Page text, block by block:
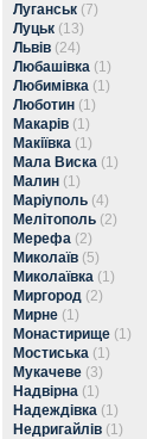
Луганськ (7)
Луцьк (13)
Львів (24)
Любашівка (1)
Любимівка (1)
Люботин (1)
Макарів (1)
Макіївка (1)
Мала Виска (1)
Малин (1)
Маріуполь (4)
Мелітополь (2)
Мерефа (2)
Миколаїв (5)
Миколаївка (1)
Миргород (2)
Мирне (1)
Монастирище (1)
Мостиська (1)
Мукачеве (3)
Надвірна (1)
Надеждівка (1)
Недригайлів (1)